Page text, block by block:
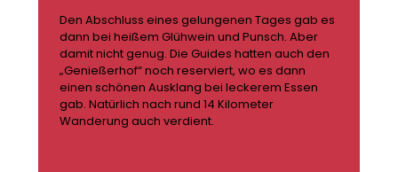
Den Abschluss eines gelungenen Tages gab es
dann bei heißem Glühwein und Punsch. Aber
damit nicht genug. Die Guides hatten auch den
„Genießerhof“ noch reserviert, wo es dann
einen schönen Ausklang bei leckerem Essen
gab. Natürlich nach rund 14 Kilometer
Wanderung auch verdient.